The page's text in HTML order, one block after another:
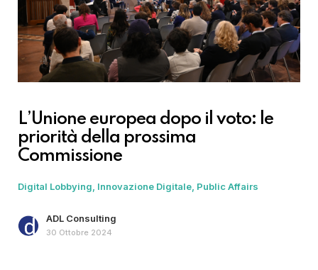
L’Unione europea dopo il voto: le
priorità della prossima
Commissione
Digital Lobbying Innovazione Digitale Public Affairs
ADL Consulting
30 Ottobre 2024